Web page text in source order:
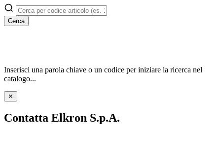
Cerca
Inserisci una parola chiave o un codice per iniziare la ricerca nel
catalogo...
✕
Contatta Elkron S.p.A.